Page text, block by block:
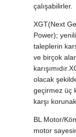
XGT(Next
Power);
taleplerin
ve birçok
olacak
geçirmez üç
karşı
BL Motor/
motor